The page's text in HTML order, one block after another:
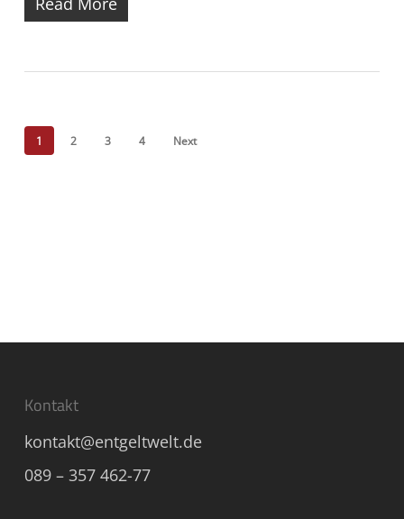
1 2 3 4 Next
Kontakt
kontakt@entgeltwelt.de
089 – 357 462-77